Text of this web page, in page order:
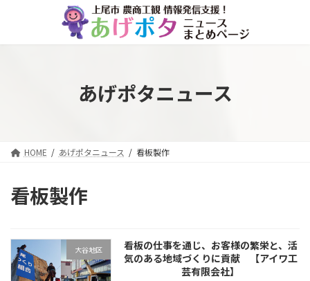
ン
ー
あげポタニュース
HOME あげポタニュース 看板製作
看板製作
大谷地区
看板の仕事を通じ、お客様の繁栄と、活
気のある地域づくりに貢献 【アイワ工
芸有限会社】